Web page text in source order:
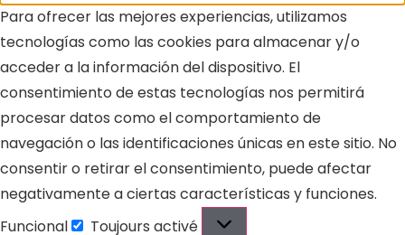
Para ofrecer las mejores experiencias, utilizamos
tecnologías como las cookies para almacenar y/o
acceder a la información del dispositivo. El
consentimiento de estas tecnologías nos permitirá
procesar datos como el comportamiento de
navegación o las identificaciones únicas en este sitio. No
consentir o retirar el consentimiento, puede afectar
negativamente a ciertas características y funciones.
Funcional
Toujours activé